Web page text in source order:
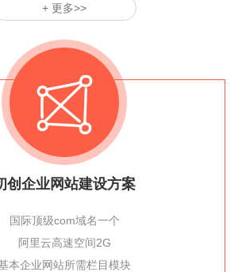
+ 更多>>
创企业网站建设方案
国际顶级com域名一个
阿里云高速空间2G
本企业网站所需栏目模块